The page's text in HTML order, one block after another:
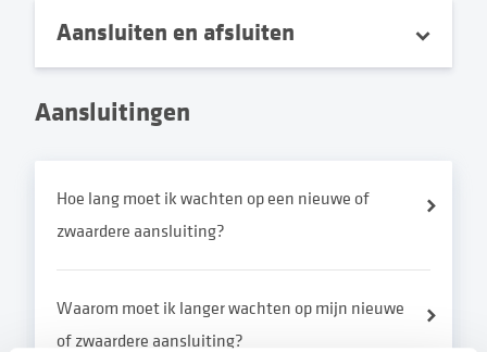
Aansluiten en afsluiten
Aansluitingen
Hoe lang moet ik wachten op een nieuwe of
zwaardere aansluiting?
Waarom moet ik langer wachten op mijn nieuwe
of zwaardere aansluiting?